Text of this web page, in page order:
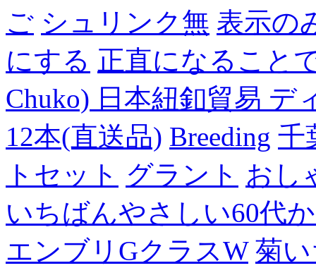
ご シュリンク無 表示の
にする 正直になること
Chuko) 日本紐釦貿易 デ
12本(直送品) Breeding 千
トセット グラント おし
いちばんやさしい60代
エンブリGクラスW 菊